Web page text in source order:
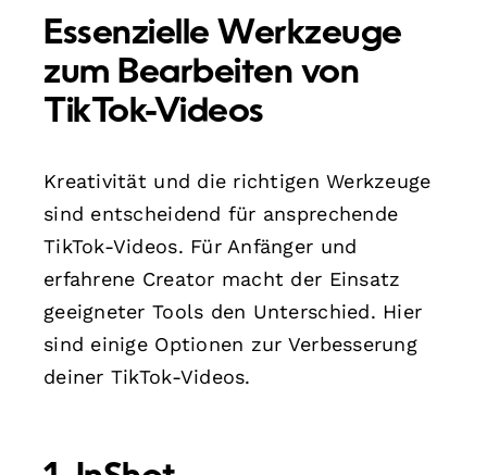
Essenzielle Werkzeuge
zum Bearbeiten von
TikTok-Videos
Kreativität und die richtigen Werkzeuge
sind entscheidend für ansprechende
TikTok-Videos. Für Anfänger und
erfahrene Creator macht der Einsatz
geeigneter Tools den Unterschied. Hier
sind einige Optionen zur Verbesserung
deiner TikTok-Videos.